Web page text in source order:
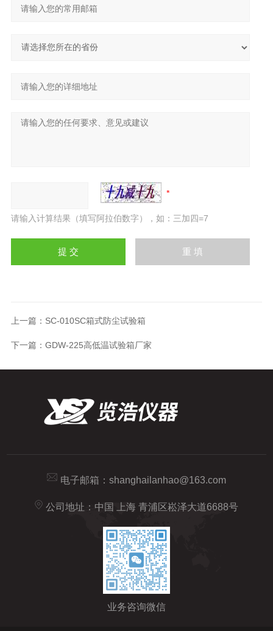
请输入计算结果（填写阿拉伯数字），如：三加四=7
上一篇： SC-010SC箱式防尘试验箱
下一篇： GDW-225高低温试验箱厂家
电子邮箱： shanghailanhao@163.com
公司地址：中国 上海 青浦区崧泽大道6688号
业务咨询微信